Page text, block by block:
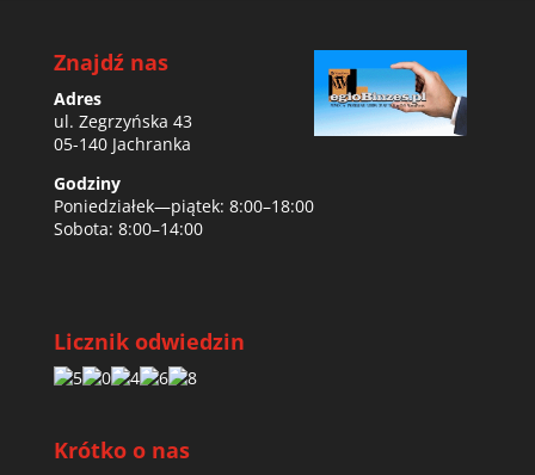
Znajdź nas
Adres
ul. Zegrzyńska 43
05-140 Jachranka
Godziny
Poniedziałek—piątek: 8:00–18:00
Sobota: 8:00–14:00
Licznik odwiedzin
Krótko o nas